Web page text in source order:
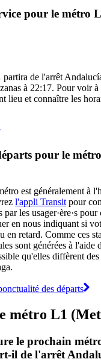
pour le métro
de l'arrêt
à 22:17. Pour voir
lieu et connaître les
pour le
est généralement à
l'appli Transitpour
les usager·ère·s
en nous indiquant si
en retard. Comme ces
sont générées à l'aide
qu'elles diffèrent
des départs
métro L1
le prochain
il de l'arrêt